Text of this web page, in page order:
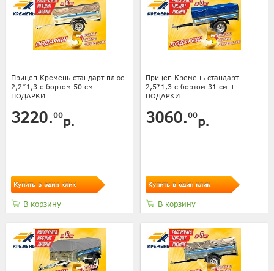
Прицеп Кремень стандарт плюс
2,2*1,3 с бортом 50 см +
ПОДАРКИ
3220.00р.
Купить в один клик
В корзину
Прицеп Кремень стандарт
2,5*1,3 с бортом 31 см +
ПОДАРКИ
3060.00р.
Купить в один клик
В корзину